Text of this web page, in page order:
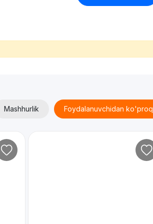
Mashhurlik Foydalanuvchidan ko'proq